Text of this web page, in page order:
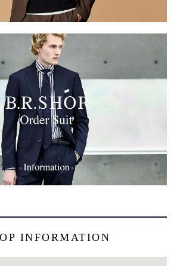
INFORMATION